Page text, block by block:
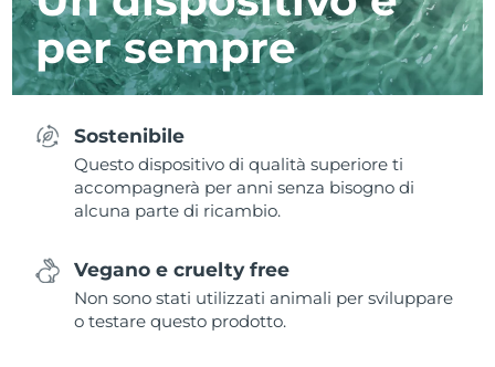
per sempre
Sostenibile
Questo dispositivo di qualità superiore ti
accompagnerà per anni senza bisogno di
alcuna parte di ricambio.
Vegano e cruelty free
Non sono stati utilizzati animali per sviluppare
o testare questo prodotto.